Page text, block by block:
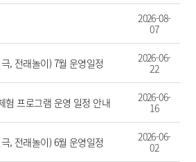
2026-08-
07
, 전래놀이) 7월 운영일정
2026-06-
22
험 프로그램 운영 일정 안내
2026-06-
16
, 전래놀이) 6월 운영일정
2026-06-
02